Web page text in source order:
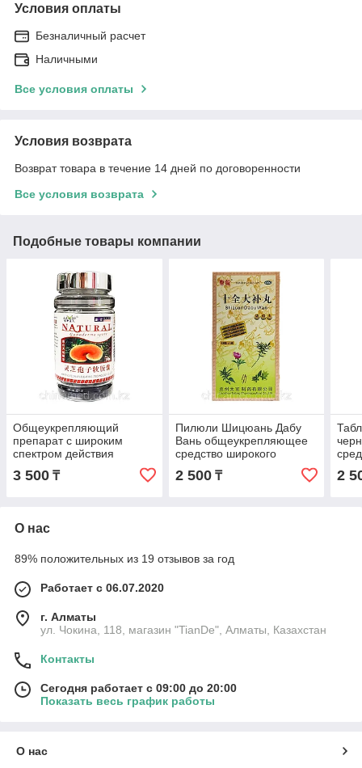
Условия оплаты
Безналичный расчет
Наличными
Все условия оплаты
Условия возврата
Возврат товара в течение 14 дней по договоренности
Все условия возврата
Подобные товары компании
Общеукрепляющий
препарат с широким
спектром действия
Ganoderma Spore Natural
3 500 ₸
Пилюли Шицюань Дабу
Вань общеукрепляющее
средство широкого
спектра действия
2 500₸ 2
О нас
89% положительных из 19 отзывов за год
Работает с 06.07.2020
г. Алматы
ул. Чокина, 118, магазин "TianDe", Алматы, Казахстан
Контакты
Сегодня работает с 09:00 до 20:00
Показать весь график работы
О нас